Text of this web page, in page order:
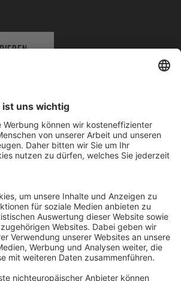
steuerlich geltend gemacht werden
WWF Deutschland, Senatsverwaltung für
976/2
DE 114236103
Als gemeinnützige Körperschaft befreit